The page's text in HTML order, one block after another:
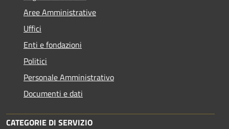
Aree Amministrative
Uffici
Enti e fondazioni
Politici
Personale Amministrativo
Documenti e dati
CATEGORIE DI SERVIZIO